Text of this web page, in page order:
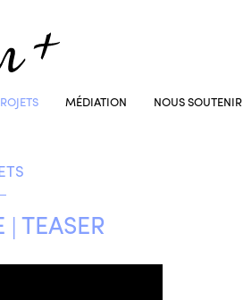
MÉDIATION NOUS SOUTENIR
| TEASER